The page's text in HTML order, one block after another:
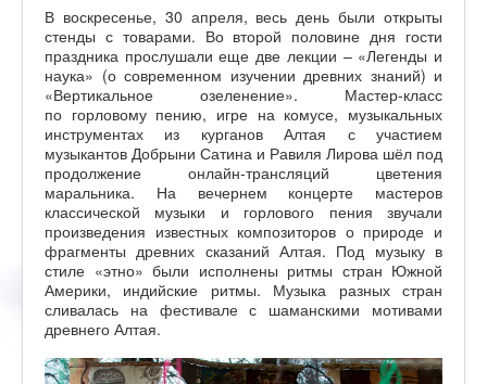
В воскресенье, 30 апреля, весь день были открыты
стенды с товарами. Во второй половине дня гости
праздника прослушали еще две лекции – «Легенды и
наука» (о современном изучении древних знаний) и
«Вертикальное озеленение». Мастер-класс
по горловому пению, игре на комусе, музыкальных
инструментах из курганов Алтая с участием
музыкантов Добрыни Сатина и Равиля Лирова шёл под
продолжение онлайн-трансляций цветения
маральника. На вечернем концерте мастеров
классической музыки и горлового пения звучали
произведения известных композиторов о природе и
фрагменты древних сказаний Алтая. Под музыку в
стиле «этно» были исполнены ритмы стран Южной
Америки, индийские ритмы. Музыка разных стран
сливалась на фестивале с шаманскими мотивами
древнего Алтая.